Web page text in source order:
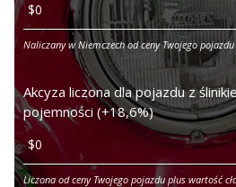
Naliczany w Niemczech od ceny Twojego pojazdu
Akcyza liczona dla pojazdu z
pojemności (+18,6%)
Liczona od ceny Twojego pojazdu plus wartość